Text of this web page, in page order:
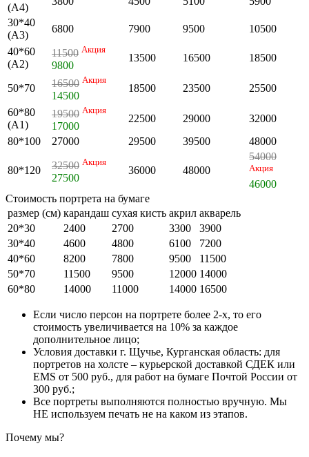
(А4)
30*40
(А3)
6800 7900 9500
10500
40*60
(А2)
11500 Акция
9800
13500 16500 18500
50*70 16500 Акция
14500
18500 23500 25500
60*80
(А1)
19500 Акция
17000
22500 29000
32000
80*100
27000 29500 39500 48000
80*120 32500 Акция
27500
36000 48000
54000
Акция
46000
Стоимость портрета на бумаге
размер (см) карандаш сухая кисть акрил акварель
20*30
2400 2700 3300
3900
30*40
4600 4800 6100
7200
40*60
8200 7800 9500
11500
50*70
11500 9500 12000 14000
60*80
14000 11000 14000 16500
Если число персон на портрете более 2-х, то его
стоимость увеличивается на 10% за каждое
дополнительное лицо;
Условия доставки г. Щучье, Курганская область: для
портретов на холсте – курьерской доставкой СДЕК или
EMS от 500 руб., для работ на бумаге Почтой России от
300 руб.;
Все портреты выполняются полностью вручную. Мы
НЕ используем печать не на каком из этапов.
Почему мы?